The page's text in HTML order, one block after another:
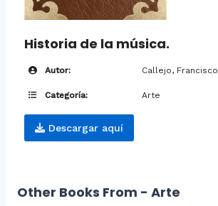
Historia de la música.
Autor: Callejo, Francisco
Categoría: Arte
Descargar aquí
Other Books From - Arte